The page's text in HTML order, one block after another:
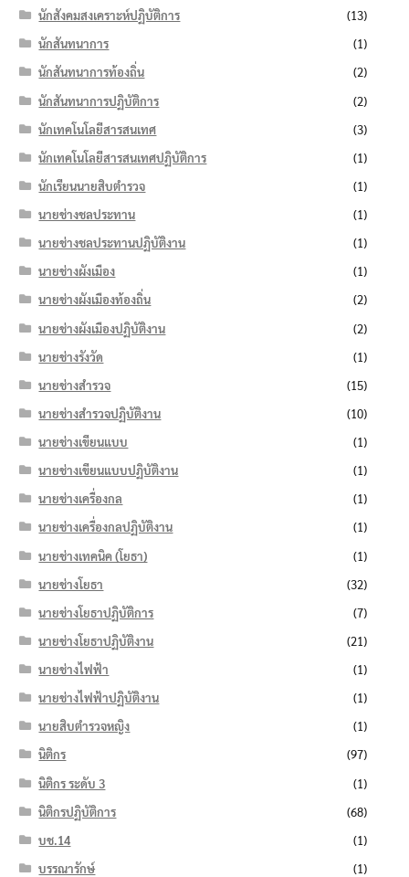
นักสังคมสงเคราะห์ปฏิบัติการ
(13)
นักสันทนาการ
(1)
นักสันทนาการท้องถิ่น
(2)
นักสันทนาการปฏิบัติการ
(2)
นักเทคโนโลยีสารสนเทศ
(3)
นักเทคโนโลยีสารสนเทศปฏิบัติการ
(1)
นักเรียนนายสิบตำรวจ
(1)
นายช่างชลประทาน
(1)
นายช่างชลประทานปฏิบัติงาน
(1)
นายช่างผังเมือง
(1)
นายช่างผังเมืองท้องถิ่น
(2)
นายช่างผังเมืองปฏิบัติงาน
(2)
นายช่างรังวัด
(1)
นายช่างสำรวจ
(15)
นายช่างสำรวจปฏิบัติงาน
(10)
นายช่างเขียนแบบ
(1)
นายช่างเขียนแบบปฏิบัติงาน
(1)
นายช่างเครื่องกล
(1)
นายช่างเครื่องกลปฏิบัติงาน
(1)
นายช่างเทคนิค (โยธา)
(1)
นายช่างโยธา
(32)
นายช่างโยธาปฏิบัติการ
(7)
นายช่างโยธาปฏิบัติงาน
(21)
นายช่างไฟฟ้า
(1)
นายช่างไฟฟ้าปฏิบัติงาน
(1)
นายสิบตำรวจหญิง
(1)
นิติกร
(97)
นิติกร ระดับ 3
(1)
นิติกรปฏิบัติการ
(68)
บช.14
(1)
บรรณารักษ์
(1)